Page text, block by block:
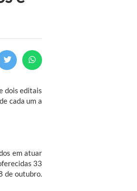
dois editais
cada um a
em atuar
33
de outubro.